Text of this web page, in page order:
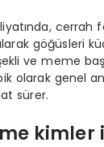
cerrah
göğüsleri
ve meme
olarak genel
sürer.
kimler